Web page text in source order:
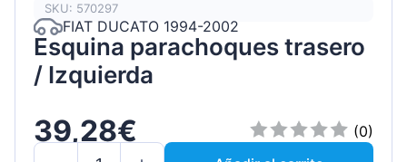
SKU: 570297
FIAT DUCATO 1994-2002
Esquina parachoques trasero
/ Izquierda
39,28€
(0)